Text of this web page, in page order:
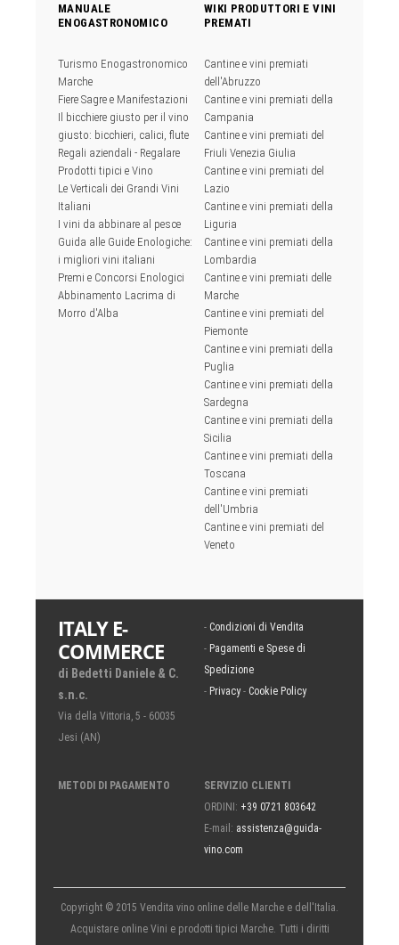
MANUALE
ENOGASTRONOMICO
Turismo Enogastronomico
Marche
Fiere Sagre e Manifestazioni
Il bicchiere giusto per il vino
giusto: bicchieri, calici, flute
Regali aziendali - Regalare
Prodotti tipici e Vino
Le Verticali dei Grandi Vini
Italiani
I vini da abbinare al pesce
Guida alle Guide Enologiche:
i migliori vini italiani
Premi e Concorsi Enologici
Abbinamento Lacrima di
Morro d'Alba
WIKI PRODUTTORI E VINI
PREMATI
Cantine e vini premiati
dell'Abruzzo
Cantine e vini premiati della
Campania
Cantine e vini premiati del
Friuli Venezia Giulia
Cantine e vini premiati del
Lazio
Cantine e vini premiati della
Liguria
Cantine e vini premiati della
Lombardia
Cantine e vini premiati delle
Marche
Cantine e vini premiati del
Piemonte
Cantine e vini premiati della
Puglia
Cantine e vini premiati della
Sardegna
Cantine e vini premiati della
Sicilia
Cantine e vini premiati della
Toscana
Cantine e vini premiati
dell'Umbria
Cantine e vini premiati del
Veneto
ITALY E-
COMMERCE
di Bedetti Daniele & C.
s.n.c.
Via della Vittoria, 5 - 60035
Jesi (AN)
- Condizioni di Vendita
- Pagamenti e Spese di
Spedizione
- Privacy - Cookie Policy
METODI DI PAGAMENTO
SERVIZIO CLIENTI
ORDINI: +39 0721 803642
E-mail: assistenza@guida-
vino.com
Copyright © 2015 Vendita vino online delle Marche e dell'Italia.
Acquistare online Vini e prodotti tipici Marche. Tutti i diritti